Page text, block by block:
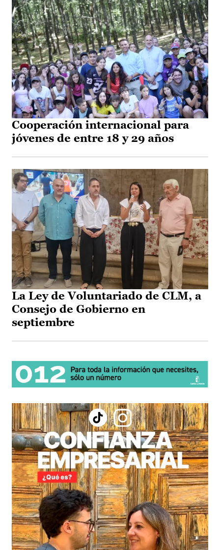
Cooperación internacional para
jóvenes de entre 18 y 29 años
La Ley de Voluntariado de CLM, a
Consejo de Gobierno en
septiembre